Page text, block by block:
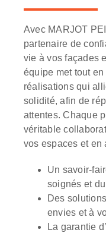
Avec MARJOT
partenaire de
vie à vos façades
équipe met tout
réalisations qui
solidité, afin de
attentes. Chaque
véritable
vos espaces et en
Un savoir-
soignés et
Des
envies et à
La garantie